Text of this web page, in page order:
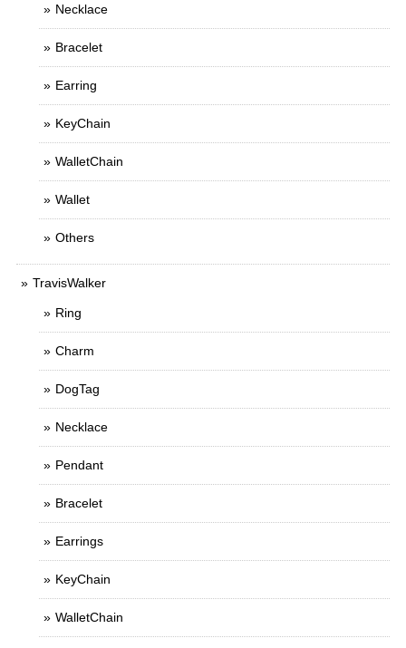
Necklace
Bracelet
Earring
KeyChain
WalletChain
Wallet
Others
TravisWalker
Ring
Charm
DogTag
Necklace
Pendant
Bracelet
Earrings
KeyChain
WalletChain